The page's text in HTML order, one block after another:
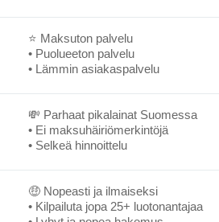
⭐ Maksuton palvelu
• Puolueeton palvelu
• Lämmin asiakaspalvelu
💸 Parhaat pikalainat Suomessa
• Ei maksuhäiriömerkintöjä
• Selkeä hinnoittelu
🤑 Nopeasti ja ilmaiseksi
• Kilpailuta jopa 25+ luotonantajaa